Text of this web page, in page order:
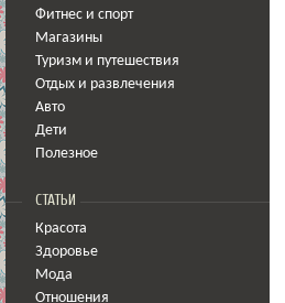
Фитнес и спорт
Магазины
Туризм и путешествия
Отдых и развлечения
Авто
Дети
Полезное
СТАТЬИ
Красота
Здоровье
Мода
Отношения